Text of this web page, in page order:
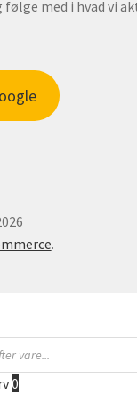
følge med i hvad vi
.
0